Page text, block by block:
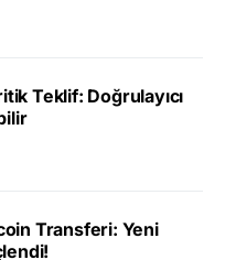
Teklif: Doğrulayıcı
Transferi: Yeni